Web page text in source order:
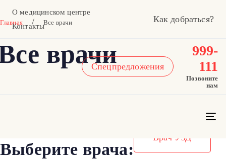
links
to
navigation
Skip
О медицинском центре
Контакты
Как добраться?
Спецпредложения
999-
111
Позвоните
нам
Главная / Все врачи
врачи
Выберите врача:
Врач УЗД